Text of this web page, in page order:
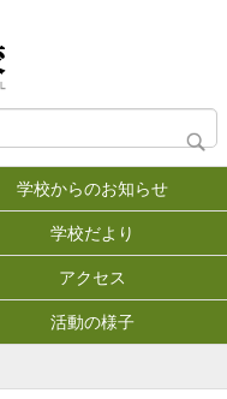
学校からのお知らせ
学校だより
アクセス
活動の様子